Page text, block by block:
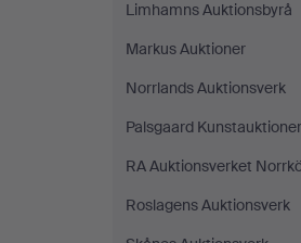
Limhamns Auktionsbyrå
Markus Auktioner
Norrlands Auktionsverk
Palsgaard Kunstauktioner
RA Auktionsverket
Roslagens Auktionsverk